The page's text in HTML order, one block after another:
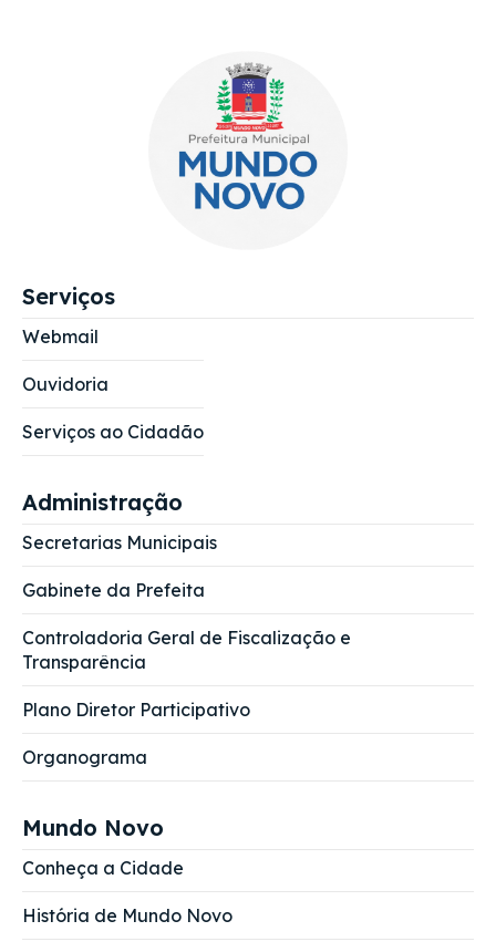
Serviços
Webmail
Ouvidoria
Serviços ao Cidadão
Administração
Secretarias Municipais
Gabinete da Prefeita
Controladoria Geral de Fiscalização e
Transparência
Plano Diretor Participativo
Organograma
Mundo Novo
Conheça a Cidade
História de Mundo Novo